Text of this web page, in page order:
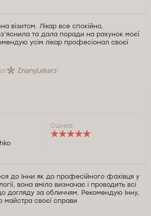
візитом. Лікар все спокійно,
та дала поради на рахунок моєї
усім лікар професіонал своєї
Оцінка:
до Інни як до професійного фахівця у
вона вміло визначає і проводить всі
догляду за обличчям. Рекомендую Інну,
майстра своєї справи